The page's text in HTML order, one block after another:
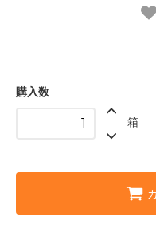
購入数
箱